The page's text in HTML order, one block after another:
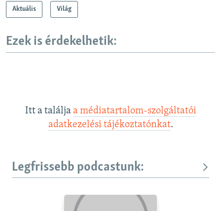
Aktuális Világ
Ezek is érdekelhetik:
Itt a találja a médiatartalom-szolgáltatói
adatkezelési tájékoztatónkat.
Legfrissebb podcastunk: